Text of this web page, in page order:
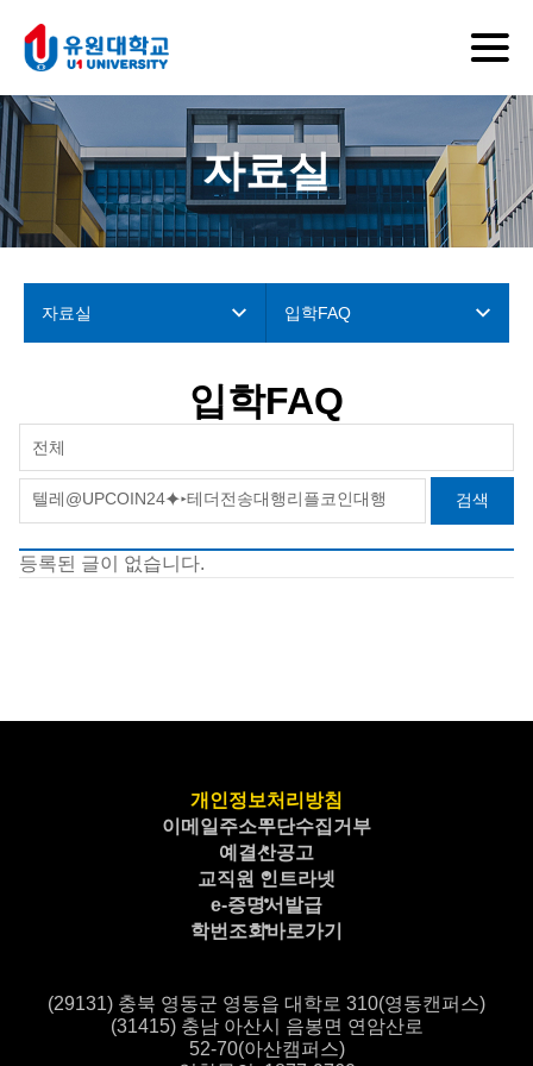
자료실
자료실 입학FAQ
입학FAQ
전체
검색
등록된 글이 없습니다.
개인정보처리방침
이메일주소무단수집거부
예결산공고
교직원 인트라넷
e-증명서발급
학번조회바로가기
(29131) 충북 영동군 영동읍 대학로 310(영동캔퍼스)
(31415) 충남 아산시 음봉면 연암산로
52-70(아산캠퍼스)